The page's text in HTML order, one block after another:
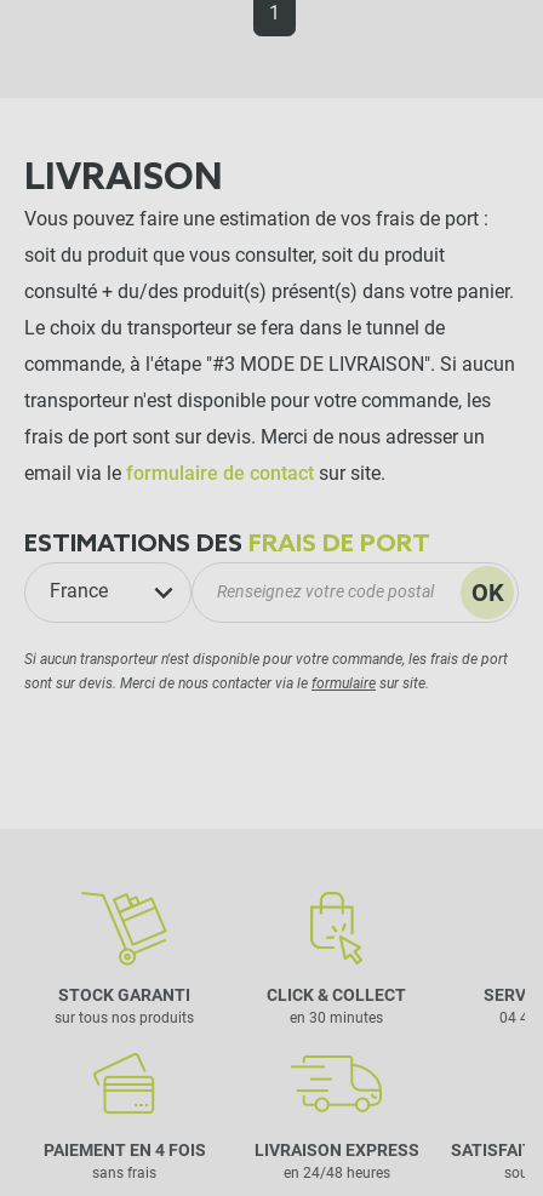
1
LIVRAISON
Vous pouvez faire une estimation de vos frais de port :
soit du produit que vous consulter, soit du produit
consulté + du/des produit(s) présent(s) dans votre panier.
Le choix du transporteur se fera dans le tunnel de
commande, à l'étape "#3 MODE DE LIVRAISON". Si aucun
transporteur n'est disponible pour votre commande, les
frais de port sont sur devis. Merci de nous adresser un
email via le formulaire de contact sur site.
ESTIMATIONS DES FRAIS DE PORT
France OK
Si aucun transporteur n'est disponible pour votre commande, les frais de port
sont sur devis. Merci de nous contacter via le formulaire sur site.
STOCK GARANTI
sur tous nos produits
CLICK & COLLECT
en 30 minutes
PAIEMENT EN 4 FOIS
sans frais
LIVRAISON EXPRESS
en 24/48 heures
04 42
SATISFAIT
sous